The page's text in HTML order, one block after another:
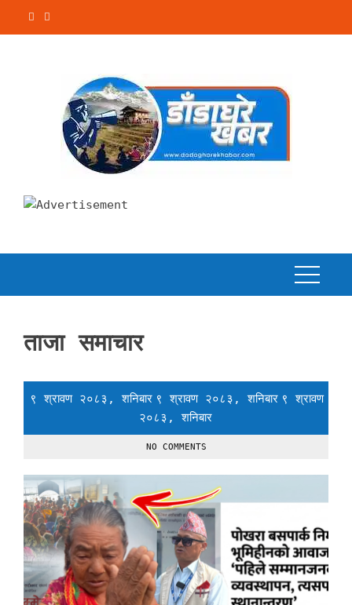
ताजा समाचार
९ श्रावण २०८३, शनिबार ९ श्रावण २०८३, शनिबार ९ श्रावण
२०८३, शनिबार
NO COMMENTS